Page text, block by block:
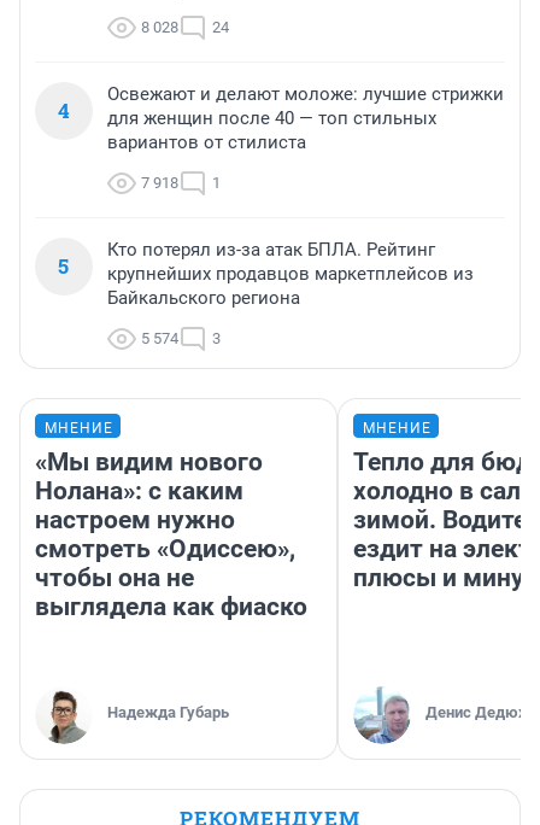
8 028 24
4
Освежают и делают моложе: лучшие стрижки
для женщин после 40 — топ стильных
вариантов от стилиста
7 918 1
5
Кто потерял из-за атак БПЛА. Рейтинг
крупнейших продавцов маркетплейсов из
Байкальского региона
5 574 3
МНЕНИЕ
«Мы видим нового
Нолана»: с каким
настроем нужно
смотреть «Одиссею»,
чтобы она не
выглядела как фиаско
Надежда Губарь
МНЕНИЕ
Тепло для
холодно в
зимой.
ездит на
плюсы и
Денис
РЕКОМЕНДУЕМ